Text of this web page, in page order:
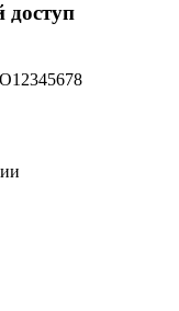
доступ